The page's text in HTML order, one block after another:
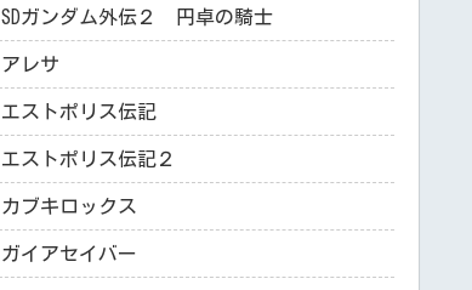
SDガンダム外伝２ 円卓の騎士
アレサ
エストポリス伝記
エストポリス伝記２
カブキロックス
ガイアセイバー